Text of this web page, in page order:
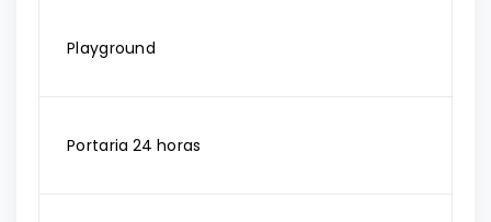
Playground
Portaria 24 horas